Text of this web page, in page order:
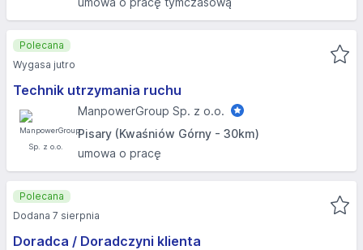
Technik utrzymania ruchu
ManpowerGroup Sp. z o.o.
Pisary (Kwaśniów Górny - 30km)
umowa o pracę
Polecana
Wygasa jutro
Doradca / Doradczyni klienta
Polecana
Dodana 7 sierpnia